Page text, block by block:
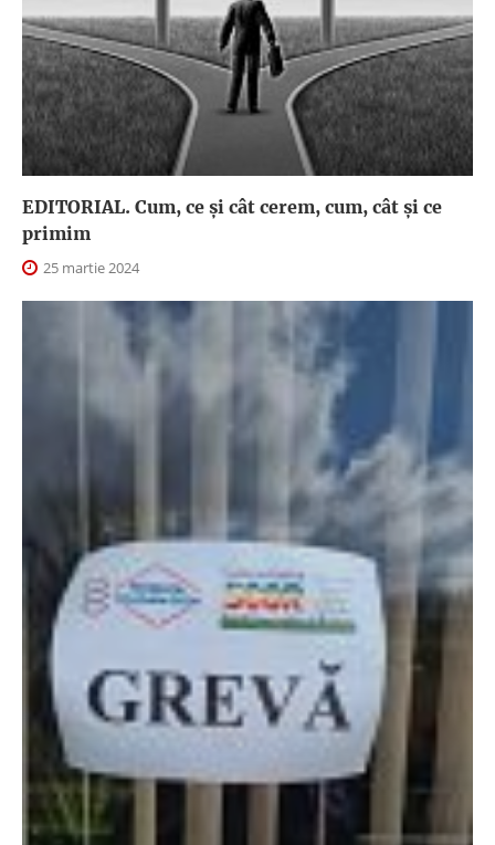
EDITORIAL. Cum, ce şi cât cerem, cum, cât şi ce
primim
25 martie 2024